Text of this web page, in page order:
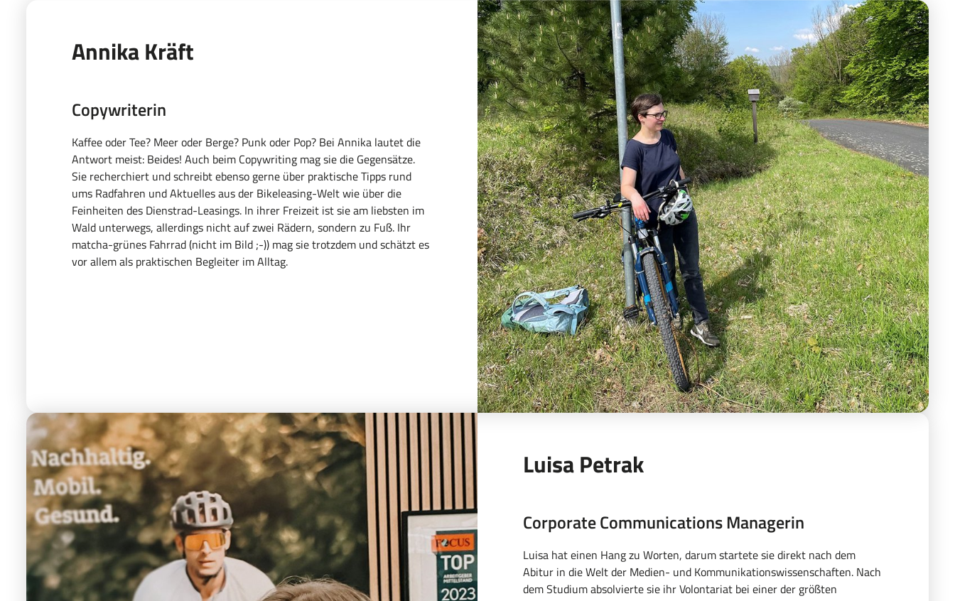
Annika Kräft
Copywriterin
Kaffee oder Tee? Meer oder Berge? Punk oder Pop? Bei Annika lautet die
Antwort meist: Beides! Auch beim Copywriting mag sie die Gegensätze.
Sie recherchiert und schreibt ebenso gerne über praktische Tipps rund
ums Radfahren und Aktuelles aus der Bikeleasing-Welt wie über die
Feinheiten des Dienstrad-Leasings. In ihrer Freizeit ist sie am liebsten im
Wald unterwegs, allerdings nicht auf zwei Rädern, sondern zu Fuß. Ihr
matcha-grünes Fahrrad (nicht im Bild ;-)) mag sie trotzdem und schätzt es
vor allem als praktischen Begleiter im Alltag.
Luisa Petrak
Corporate Communications Managerin
Luisa hat einen Hang zu Worten, darum startete sie direkt nach dem
Abitur in die Welt der Medien- und Kommunikationswissenschaften. Nach
dem Studium absolvierte sie ihr Volontariat bei einer der größten